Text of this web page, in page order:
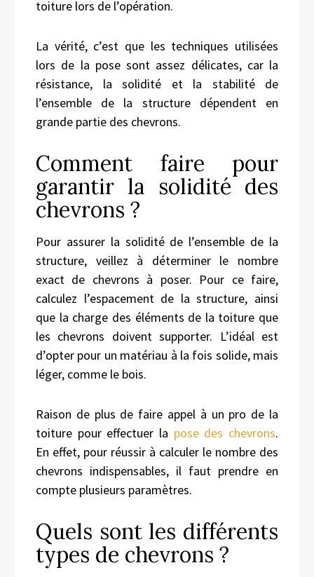
toiture lors de l’opération.
La vérité, c’est que les techniques utilisées
lors de la pose sont assez délicates, car la
résistance, la solidité et la stabilité de
l’ensemble de la structure dépendent en
grande partie des chevrons.
Comment faire pour
garantir la solidité des
chevrons ?
Pour assurer la solidité de l’ensemble de la
structure, veillez à déterminer le nombre
exact de chevrons à poser. Pour ce faire,
calculez l’espacement de la structure, ainsi
que la charge des éléments de la toiture que
les chevrons doivent supporter. L’idéal est
d’opter pour un matériau à la fois solide, mais
léger, comme le bois.
Raison de plus de faire appel à un pro de la
toiture pour effectuer la pose des chevrons.
En effet, pour réussir à calculer le nombre des
chevrons indispensables, il faut prendre en
compte plusieurs paramètres.
Quels sont les différents
types de chevrons ?